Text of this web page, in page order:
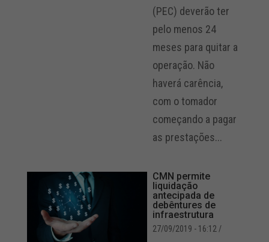
(PEC) deverão ter
pelo menos 24
meses para quitar a
operação. Não
haverá carência,
com o tomador
começando a pagar
as prestações...
CMN permite
liquidação
antecipada de
debêntures de
infraestrutura
27/09/2019 - 16:12 /